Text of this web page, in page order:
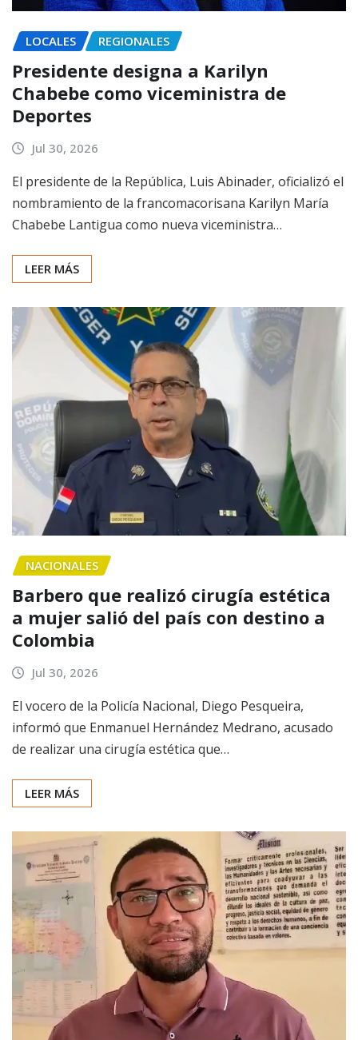
LOCALES REGIONALES
Presidente designa a Karilyn
Chabebe como viceministra de
Deportes
Jul 30, 2026
El presidente de la República, Luis Abinader, oficializó el
nombramiento de la francomacorisana Karilyn María
Chabebe Lantigua como nueva viceministra…
LEER MÁS
NACIONALES
Barbero que realizó cirugía estética
a mujer salió del país con destino a
Colombia
Jul 30, 2026
El vocero de la Policía Nacional, Diego Pesqueira,
informó que Enmanuel Hernández Medrano, acusado
de realizar una cirugía estética que…
LEER MÁS